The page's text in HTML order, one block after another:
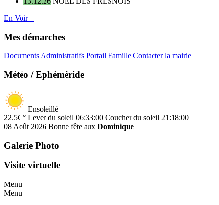
En Voir +
Mes démarches
Documents Administratifs Portail Famille Contacter la mairie
Météo / Ephéméride
Ensoleillé
22.5C° Lever du soleil 06:33:00 Coucher du soleil 21:18:00
08 Août 2026 Bonne fête aux Dominique
Galerie Photo
Visite virtuelle
Menu
Menu